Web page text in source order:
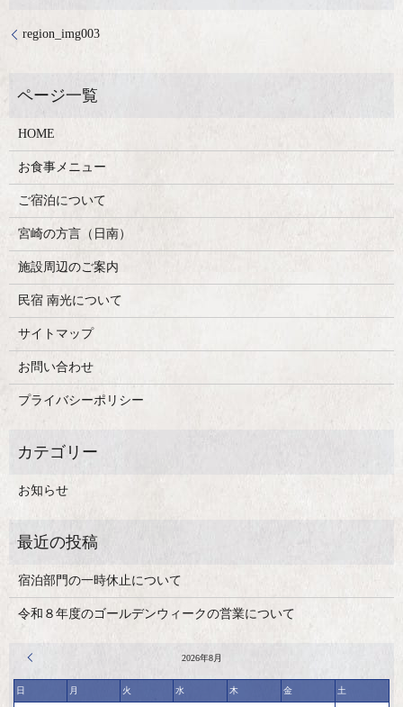
region_img003
HOME
お食事メニュー
ご宿泊について
宮崎の方言（日南）
施設周辺のご案内
民宿 南光について
サイトマップ
お問い合わせ
プライバシーポリシー
お知らせ
宿泊部門の一時休止について
令和８年度のゴールデンウィークの営業について
2026年8月
日 月 火 水 木 金 土